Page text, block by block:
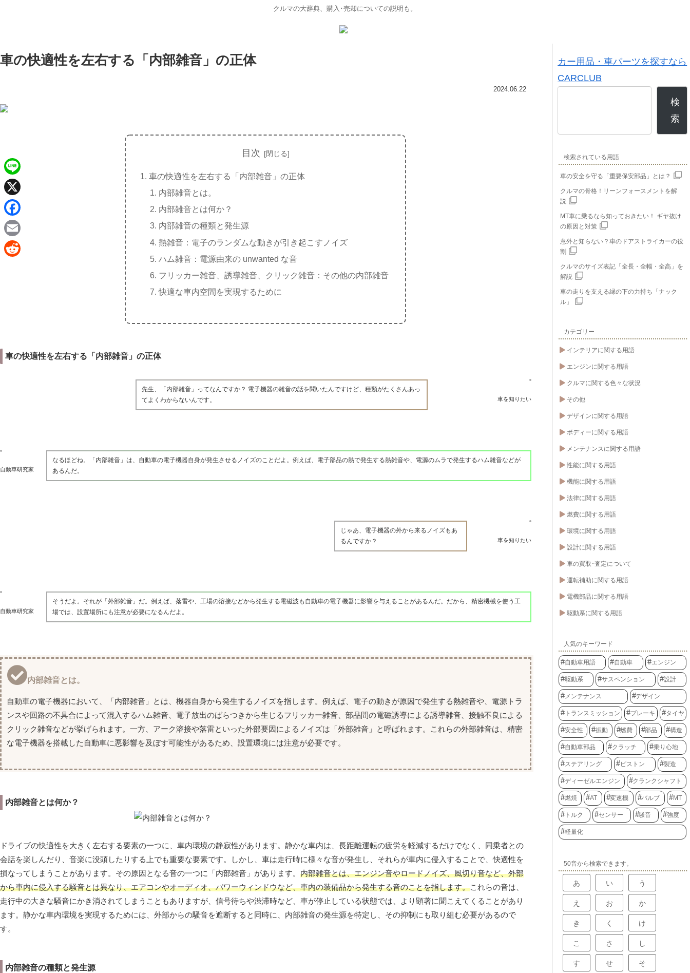
クルマの大辞典、購入･売却についての説明も。
車の快適性を左右する「内部雑音」の正体
2024.06.22
目次
車の快適性を左右する「内部雑音」の正体
内部雑音とは。
内部雑音とは何か？
内部雑音の種類と発生源
熱雑音：電子のランダムな動きが引き起こすノイズ
ハム雑音：電源由来の unwanted な音
フリッカー雑音、誘導雑音、クリック雑音：その他の内部雑音
快適な車内空間を実現するために
車の快適性を左右する「内部雑音」の正体
車を知りたい
先生、「内部雑音」ってなんですか？ 電子機器の雑音の話を聞いたんですけど、種類がたくさんあっ
てよくわからないんです。
自動車研究家
なるほどね。「内部雑音」は、自動車の電子機器自身が発生させるノイズのことだよ。例えば、電子部品の熱で発生する熱雑音や、電源のムラで発生するハム雑音などが
あるんだ。
車を知りたい
じゃあ、電子機器の外から来るノイズもあ
るんですか？
自動車研究家
そうだよ。それが「外部雑音」だ。例えば、落雷や、工場の溶接などから発生する電磁波も自動車の電子機器に影響を与えることがあるんだ。だから、精密機械を使う工
場では、設置場所にも注意が必要になるんだよ。
内部雑音とは。
自動車の電子機器において、「内部雑音」とは、機器自身から発生するノイズを指します。例えば、電子の動きが原因で発生する熱雑音や、電源トラ
ンスや回路の不具合によって混入するハム雑音、電子放出のばらつきから生じるフリッカー雑音、部品間の電磁誘導による誘導雑音、接触不良による
クリック雑音などが挙げられます。一方、アーク溶接や落雷といった外部要因によるノイズは「外部雑音」と呼ばれます。これらの外部雑音は、精密
な電子機器を搭載した自動車に悪影響を及ぼす可能性があるため、設置環境には注意が必要です。
内部雑音とは何か？
ドライブの快適性を大きく左右する要素の一つに、車内環境の静寂性があります。静かな車内は、長距離運転の疲労を軽減するだけでなく、同乗者との
会話を楽しんだり、音楽に没頭したりする上でも重要な要素です。しかし、車は走行時に様々な音が発生し、それらが車内に侵入することで、快適性を
損なってしまうことがあります。その原因となる音の一つに「内部雑音」があります。 内部雑音とは、エンジン音やロードノイズ、風切り音など、外部
から車内に侵入する騒音とは異なり、エアコンやオーディオ、パワーウィンドウなど、車内の装備品から発生する音のことを指します。これらの音は、
走行中の大きな騒音にかき消されてしまうこともありますが、信号待ちや渋滞時など、車が停止している状態では、より顕著に聞こえてくることがあり
ます。静かな車内環境を実現するためには、外部からの騒音を遮断すると同時に、内部雑音の発生源を特定し、その抑制にも取り組む必要があるので
す。
内部雑音の種類と発生源
カー用品・車パーツを探すなら
CARCLUB
検
索
検索されている用語
車の安全を守る「重要保安部品」とは？
クルマの骨格！リーンフォースメントを解
説
MT車に乗るなら知っておきたい！ ギヤ抜け
の原因と対策
意外と知らない？車のドアストライカーの役
割
クルマのサイズ表記「全長・全幅・全高」を
解説
車の走りを支える縁の下の力持ち「ナック
ル」
カテゴリー
インテリアに関する用語
エンジンに関する用語
クルマに関する色々な状況
その他
デザインに関する用語
ボディーに関する用語
メンテナンスに関する用語
性能に関する用語
機能に関する用語
法律に関する用語
燃費に関する用語
環境に関する用語
設計に関する用語
車の買取･査定について
運転補助に関する用語
電機部品に関する用語
駆動系に関する用語
人気のキーワード
自動車用語 自動車 エンジン
駆動系 サスペンション 設計
メンテナンス デザイン
トランスミッション ブレーキ タイヤ
安全性 振動 燃費 部品 構造
自動車部品 クラッチ 乗り心地
ステアリング ピストン 製造
ディーゼルエンジン クランクシャフト
燃焼 AT 変速機 バルブ MT
トルク センサー 騒音 強度
軽量化
50音から検索できます。
あ い う
え お か
き く け
こ さ し
す せ そ
L
n
e
X
F
a
c
E